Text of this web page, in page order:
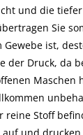
und die
Sie
Gewebe ist,
der Druck, da
Maschen
reine Stoff